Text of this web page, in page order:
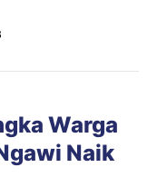
Warga
Naik